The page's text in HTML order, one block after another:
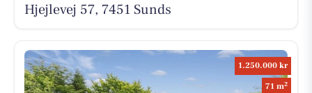
Hjejlevej 57, 7451 Sunds
1.250.000 kr
71 m2